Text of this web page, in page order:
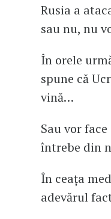
Rusia a
sau nu, nu
În orele
spune că
vină…
Sau vor
întrebe din
În ceața
adevărul